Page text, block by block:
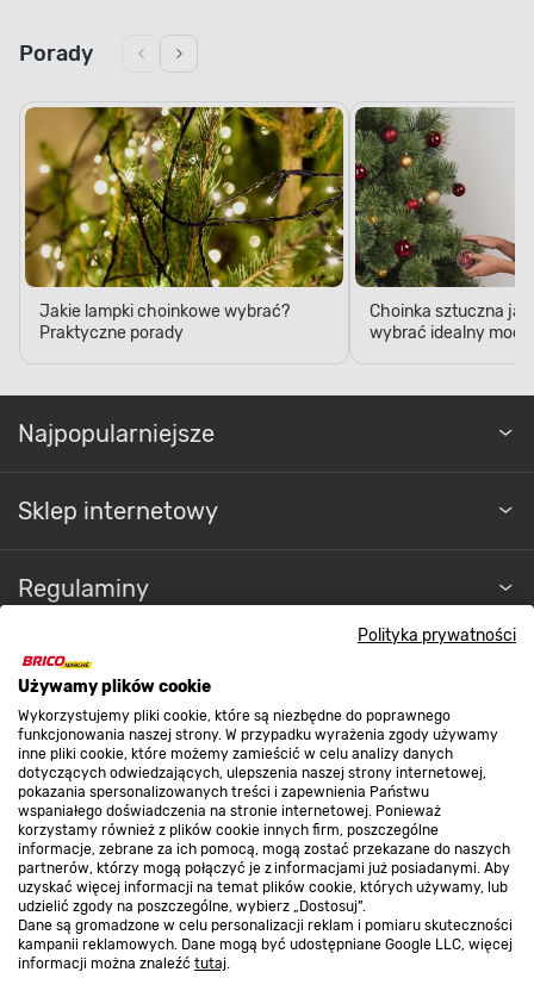
Polityka prywatności
Używamy plików cookie
Wykorzystujemy pliki cookie, które są niezbędne do poprawnego
funkcjonowania naszej strony. W przypadku wyrażenia zgody używamy
inne pliki cookie, które możemy zamieścić w celu analizy danych
dotyczących odwiedzających, ulepszenia naszej strony internetowej,
pokazania spersonalizowanych treści i zapewnienia Państwu
wspaniałego doświadczenia na stronie internetowej. Ponieważ
korzystamy również z plików cookie innych firm, poszczególne
informacje, zebrane za ich pomocą, mogą zostać przekazane do naszych
partnerów, którzy mogą połączyć je z informacjami już posiadanymi. Aby
uzyskać więcej informacji na temat plików cookie, których używamy, lub
udzielić zgody na poszczególne, wybierz „Dostosuj”.
Dane są gromadzone w celu personalizacji reklam i pomiaru skuteczności
kampanii reklamowych. Dane mogą być udostępniane Google LLC, więcej
informacji można znaleźć tutaj.
Porady
Jakie lampki choinkowe wybrać?
Praktyczne porady
Choinka sztuczna
wybrać idealny
Najpopularniejsze
Sklep internetowy
Regulaminy
Promocje
Nasze sklepy
O nas
Kontakt do sklepu
Strefa biznesu